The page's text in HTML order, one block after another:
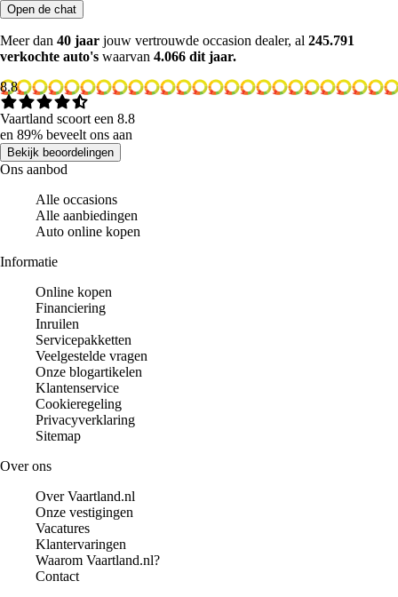
Open de chat
Meer dan 40 jaar jouw vertrouwde occasion dealer, al 245.791
verkochte auto's waarvan 4.066 dit jaar.
8.8
Vaartland scoort een 8.8
en 89% beveelt ons aan
Bekijk beoordelingen
Ons aanbod
Alle occasions
Alle aanbiedingen
Auto online kopen
Informatie
Online kopen
Financiering
Inruilen
Servicepakketten
Veelgestelde vragen
Onze blogartikelen
Klantenservice
Cookieregeling
Privacyverklaring
Sitemap
Over ons
Over Vaartland.nl
Onze vestigingen
Vacatures
Klantervaringen
Waarom Vaartland.nl?
Contact